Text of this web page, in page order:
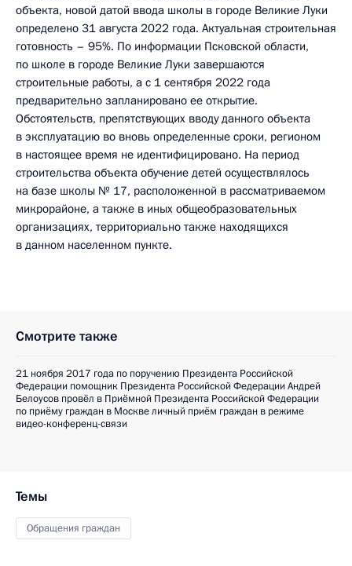
объекта, новой датой ввода школы в городе Великие Луки
определено 31 августа 2022 года. Актуальная строительная
готовность – 95%. По информации Псковской области,
по школе в городе Великие Луки завершаются
строительные работы, а с 1 сентября 2022 года
предварительно запланировано ее открытие.
Обстоятельств, препятствующих вводу данного объекта
в эксплуатацию во вновь определенные сроки, регионом
в настоящее время не идентифицировано. На период
строительства объекта обучение детей осуществлялось
на базе школы № 17, расположенной в рассматриваемом
микрорайоне, а также в иных общеобразовательных
организациях, территориально также находящихся
в данном населенном пункте.
Смотрите также
21 ноября 2017 года по поручению Президента Российской
Федерации помощник Президента Российской Федерации Андрей
Белоусов провёл в Приёмной Президента Российской Федерации
по приёму граждан в Москве личный приём граждан в режиме
видео-конференц-связи
Темы
Обращения граждан